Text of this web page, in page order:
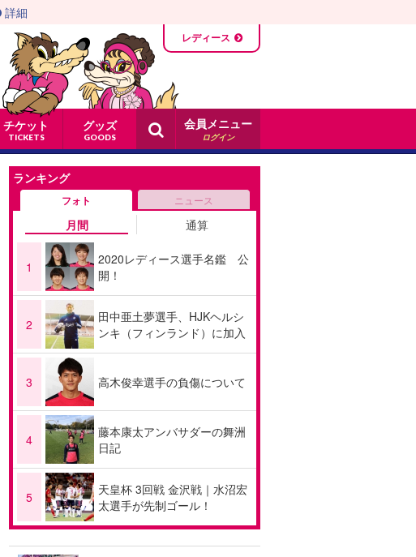
チケット
TICKETS
グッズ
GOODS
詳細
レディース
会員メニュー
ログイン
ランキング
フォト ニュース
月間 通算
1
2020レディース選手名鑑 公
開！
2
田中亜土夢選手、HJKヘルシ
ンキ（フィンランド）に加入
3 高木俊幸選手の負傷について
4
藤本康太アンバサダーの舞洲
日記
5
天皇杯 3回戦 金沢戦｜水沼宏
太選手が先制ゴール！